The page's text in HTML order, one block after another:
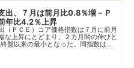
出、７月は前月比0.8％増－Ｐ
年比4.2％上昇
（ＰＣＥ）コア価格指数は７月に前月
な上昇にとどまり、２カ月間の伸びと
盤以来の最小となった。同指数は米